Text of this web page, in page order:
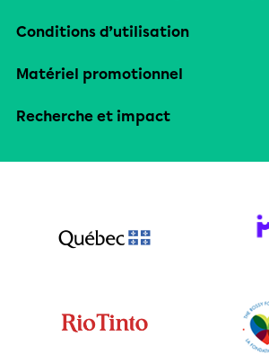
Conditions d’utilisation
Matériel promotionnel
Recherche et impact